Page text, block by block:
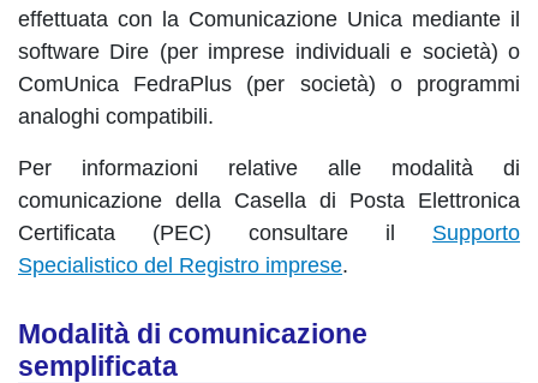
effettuata con la Comunicazione Unica mediante il
software Dire (per imprese individuali e società) o
ComUnica FedraPlus (per società) o programmi
analoghi compatibili.
Per informazioni relative alle modalità di
comunicazione della Casella di Posta Elettronica
Certificata (PEC) consultare il Supporto
Specialistico del Registro imprese.
Modalità di comunicazione
semplificata